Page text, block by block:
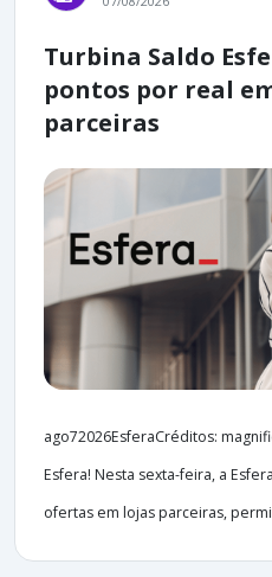
Turbina Saldo
pontos por real
parceiras
ago72026EsferaCréditos:
Esfera! Nesta sexta-feira, a
ofertas em lojas parceiras,